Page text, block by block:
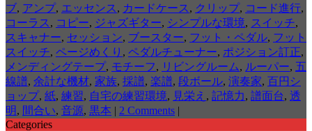
ブ, アンプ, エッセンス , カードケース , クリップ, コード進行,
コーラス , コピー, ジャズギター, シンプルな環境, スイッチ,
スキャナー, セッション, ブースター, フット・ペダル, フット
スイッチ, ページめくり , ペダルチューナー, ポジション訂正,
メンディングテープ, モチーフ, リビングルーム, ルーパー, 五
線譜, 余計な機材, 家族, 採譜, 楽譜, 段ボール, 演奏家, 百円シ
ョップ, 紙, 練習, 自宅の練習環境, 見栄え , 記憶力, 譜面台, 透
明, 間合い, 音源, 黒本 | 2 Comments |
Categories